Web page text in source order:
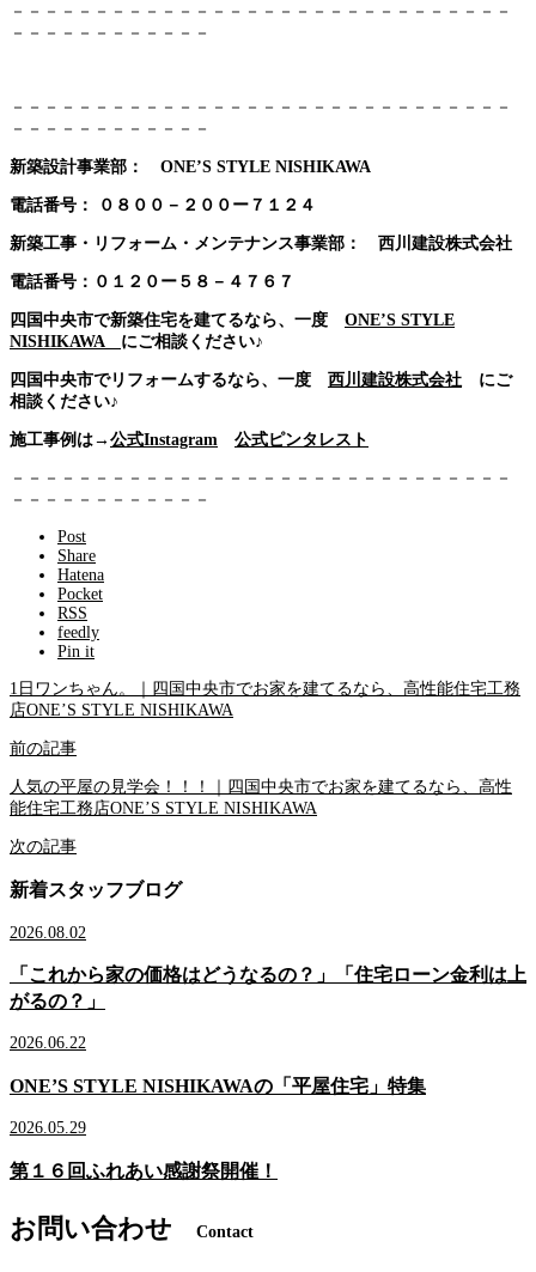
－－－－－－－－－－－－－－－－－－－－－－－－－－－－－－
－－－－－－－－－－－－
－－－－－－－－－－－－－－－－－－－－－－－－－－－－－－
－－－－－－－－－－－－
新築設計事業部： ONE’S STYLE NISHIKAWA
電話番号： ０８００－２００ー７１２４
新築工事・リフォーム・メンテナンス事業部： 西川建設株式会社
電話番号：０１２０ー５８－４７６７
四国中央市で新築住宅を建てるなら、一度 ONE’S STYLE
NISHIKAWA
にご相談ください♪
四国中央市でリフォームするなら、一度 西川建設株式会社 にご
相談ください♪
施工事例は→ 公式Instagram 公式ピンタレスト
－－－－－－－－－－－－－－－－－－－－－－－－－－－－－－
－－－－－－－－－－－－
Post
Share
Hatena
Pocket
RSS
feedly
Pin it
1日ワンちゃん。｜四国中央市でお家を建てるなら、高性能住宅工務
店ONE’S STYLE NISHIKAWA
前の記事
人気の平屋の見学会！！！｜四国中央市でお家を建てるなら、高性
能住宅工務店ONE’S STYLE NISHIKAWA
次の記事
新着スタッフブログ
2026.08.02
「これから家の価格はどうなるの？」「住宅ローン金利は上
がるの？」
2026.06.22
ONE’S STYLE NISHIKAWAの「平屋住宅」特集
2026.05.29
第１６回ふれあい感謝祭開催！
お問い合わせ Contact